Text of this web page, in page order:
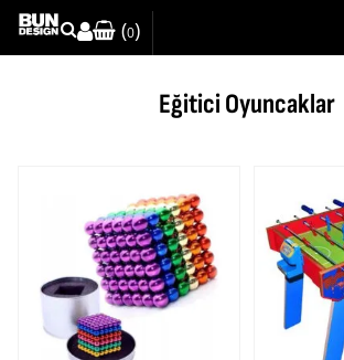
(0)
Eğitici Oyuncaklar